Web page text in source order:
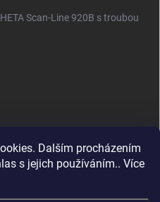
Dalším procházením
s jejich používáním.. Více
Scan-Line 920B s troubou